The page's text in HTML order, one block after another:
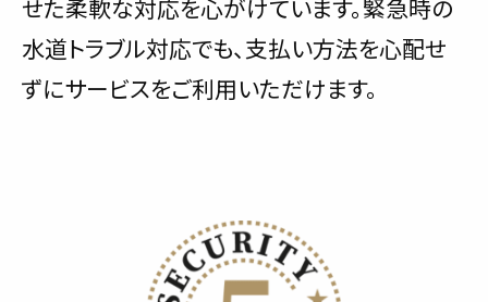
せた柔軟な対応を心がけています。緊急時の
水道トラブル対応でも、支払い方法を心配せ
ずにサービスをご利用いただけます。